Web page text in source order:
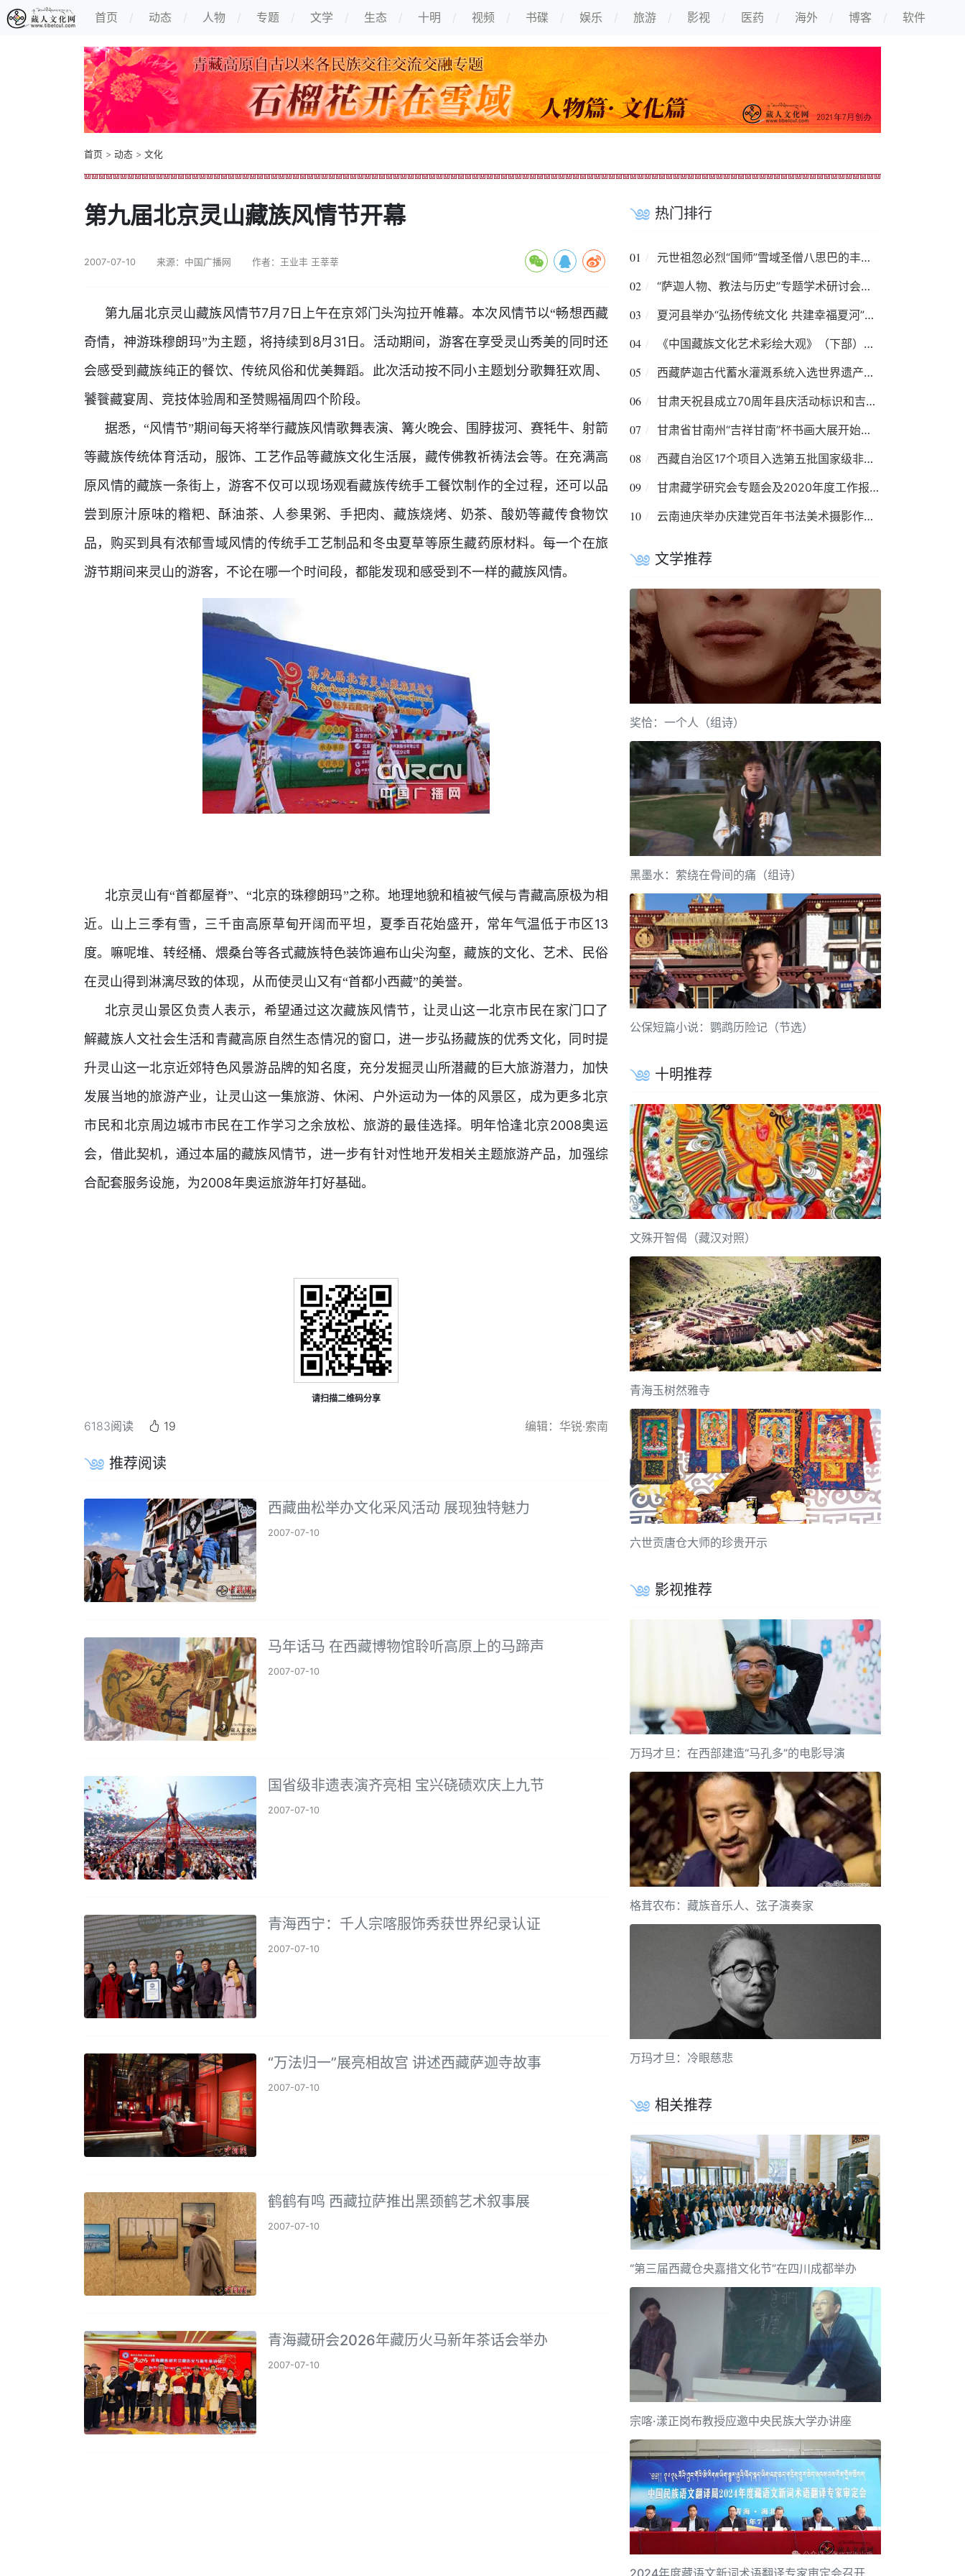
首页 动态 人物 专题 文学 生态 十明 视频 书碟 娱乐 旅游 影视 医药 海外 博客 软件
首页 > 动态 > 文化
第九届北京灵山藏族风情节开幕
2007-07-10 来源：中国广播网 作者：王业丰 王莘莘
第九届北京灵山藏族风情节7月 7日上午在京郊门头沟拉开帷幕。本次风情节以“畅想西藏
奇情，神游珠穆朗玛”为主题，将持续到 8月 31 日。活动期间，游客在享受灵山秀美的同时还
会感受到藏族纯正的餐饮、传统风俗和优美舞蹈。此次活动按不同小主题划分歌舞狂欢周、
饕餮藏宴周、竞技体验周和圣赞赐福周四个阶段。
据悉，“风情节”期间每天将举行藏族风情歌舞表演、篝火晚会、围脖拔河、赛牦牛、射箭
等藏族传统体育活动，服饰、工艺作品等藏族文化生活展，藏传佛教祈祷法会等。在充满高
原风情的藏族一条街上，游客不仅可以现场观看藏族传统手工餐饮制作的全过程，还可以品
尝到原汁原味的糌粑、酥油茶、人参果粥、手把肉、藏族烧烤、奶茶、酸奶等藏传食物饮
品，购买到具有浓郁雪域风情的传统手工艺制品和冬虫夏草等原生藏药原材料。每一个在旅
游节期间来灵山的游客，不论在哪一个时间段，都能发现和感受到不一样的藏族风情。
北京灵山有“首都屋脊”、“北京的珠穆朗玛”之称。地理地貌和植被气候与青藏高原极为相
近。山上三季有雪，三千亩高原草甸开阔而平坦，夏季百花始盛开，常年气温低于市区13
度。嘛呢堆、转经桶、煨桑台等各式藏族特色装饰遍布山尖沟壑，藏族的文化、艺术、民俗
在灵山得到淋漓尽致的体现，从而使灵山又有“首都小西藏”的美誉。
北京灵山景区负责人表示，希望通过这次藏族风情节，让灵山这一北京市民在家门口了
解藏族人文社会生活和青藏高原自然生态情况的窗口，进一步弘扬藏族的优秀文化，同时提
升灵山这一北京近郊特色风景游品牌的知名度，充分发掘灵山所潜藏的巨大旅游潜力，加快
发展当地的旅游产业，让灵山这一集旅游、休闲、户外运动为一体的风景区，成为更多北京
市民和北京周边城市市民在工作学习之余放松、旅游的最佳选择。明年恰逢北京2008奥运
会，借此契机，通过本届的藏族风情节，进一步有针对性地开发相关主题旅游产品，加强综
合配套服务设施，为2008年奥运旅游年打好基础。
请扫描二维码分享
6183阅读 19 编辑：华锐·索南
推荐阅读
西藏曲松举办文化采风活动 展现独特魅力
2007-07-10
马年话马 在西藏博物馆聆听高原上的马蹄声
2007-07-10
国省级非遗表演齐亮相 宝兴硗碛欢庆上九节
2007-07-10
青海西宁：千人宗喀服饰秀获世界纪录认证
2007-07-10
“万法归一”展亮相故宫 讲述西藏萨迦寺故事
2007-07-10
鹤鹤有鸣 西藏拉萨推出黑颈鹤艺术叙事展
2007-07-10
青海藏研会2026年藏历火马新年茶话会举办
2007-07-10
热门排行
01 元世祖忽必烈“国师”雪域圣僧八思巴的丰功伟绩
02 “萨迦人物、教法与历史”专题学术研讨会举行
03 夏河县举办“弘扬传统文化 共建幸福夏河”藏文书法创作展览活动
04 《中国藏族文化艺术彩绘大观》（下部）问世
05 西藏萨迦古代蓄水灌溉系统入选世界遗产名录
06 甘肃天祝县成立70周年县庆活动标识和吉祥物发布
07 甘肃省甘南州“吉祥甘南”杯书画大展开始征稿
08 西藏自治区17个项目入选第五批国家级非遗名录
09 甘肃藏学研究会专题会及2020年度工作报告会举办
10 云南迪庆举办庆建党百年书法美术摄影作品网络展
文学推荐
奖恰：一个人（组诗）
黑墨水：萦绕在骨间的痛（组诗）
公保短篇小说：鹦鹉历险记（节选）
十明推荐
文殊开智偈（藏汉对照）
青海玉树然雅寺
六世贡唐仓大师的珍贵开示
影视推荐
万玛才旦：在西部建造“马孔多”的电影导演
格茸农布：藏族音乐人、弦子演奏家
万玛才旦：冷眼慈悲
相关推荐
“第三届西藏仓央嘉措文化节”在四川成都举办
宗喀·漾正岗布教授应邀中央民族大学办讲座
2024年度藏语文新词术语翻译专家审定会召开